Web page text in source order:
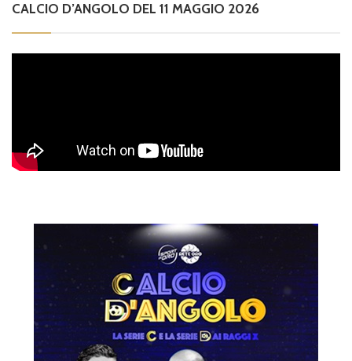
CALCIO D’ANGOLO DEL 11 MAGGIO 2026